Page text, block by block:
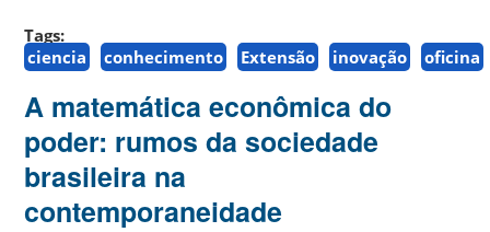
Tags:
ciencia
conhecimento Extensão inovação oficina
A matemática econômica do
poder: rumos da sociedade
brasileira na
contemporaneidade